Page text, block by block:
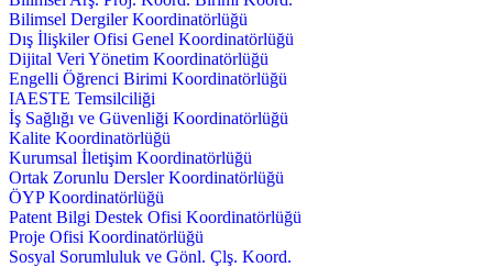
Bilimsel Dergiler Koordinatörlüğü
Dış İlişkiler Ofisi Genel Koordinatörlüğü
Dijital Veri Yönetim Koordinatörlüğü
Engelli Öğrenci Birimi Koordinatörlüğü
IAESTE Temsilciliği
İş Sağlığı ve Güvenliği Koordinatörlüğü
Kalite Koordinatörlüğü
Kurumsal İletişim Koordinatörlüğü
Ortak Zorunlu Dersler Koordinatörlüğü
ÖYP Koordinatörlüğü
Patent Bilgi Destek Ofisi Koordinatörlüğü
Proje Ofisi Koordinatörlüğü
Sosyal Sorumluluk ve Gönl. Çlş. Koord.